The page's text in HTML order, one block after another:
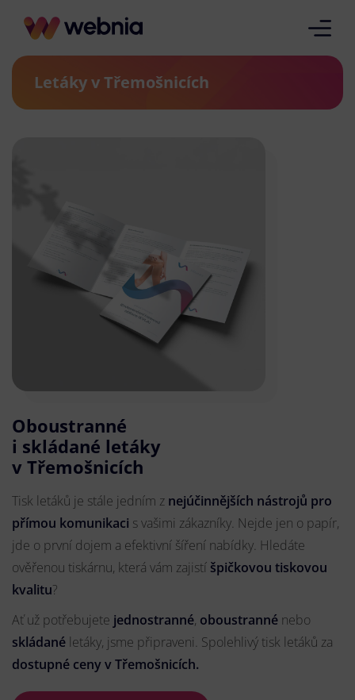
Letáky v Třemošnicích
Oboustranné
i skládané letáky
v Třemošnicích
Tisk letáků je stále jedním z nejúčinnějších nástrojů pro
přímou komunikaci s vašimi zákazníky. Nejde jen o papír,
jde o první dojem a efektivní šíření nabídky. Hledáte
ověřenou tiskárnu, která vám zajistí špičkovou tiskovou
kvalitu?
Ať už potřebujete jednostranné, oboustranné nebo
skládané letáky, jsme připraveni. Spolehlivý tisk letáků za
dostupné ceny v Třemošnicích.